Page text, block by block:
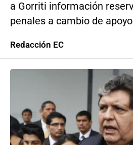
a Gorriti información
penales a cambio de
Redacción EC